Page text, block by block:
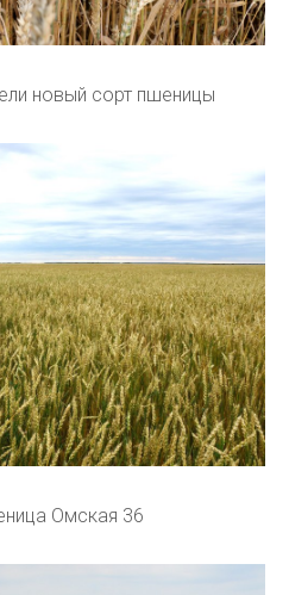
новый сорт пшеницы
Омская 36